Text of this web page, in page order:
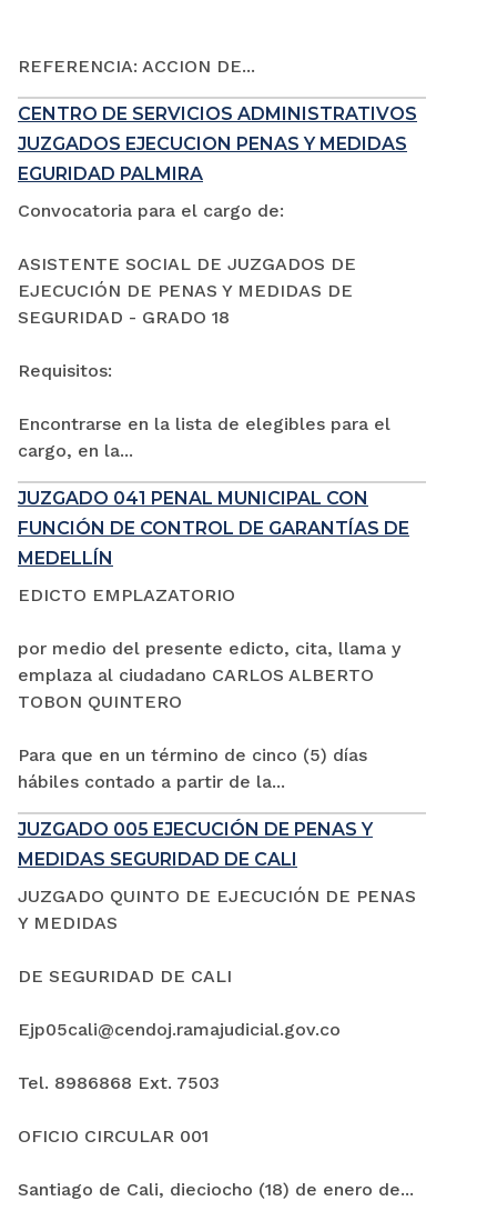
REFERENCIA: ACCION DE...
CENTRO DE SERVICIOS ADMINISTRATIVOS
JUZGADOS EJECUCION PENAS Y MEDIDAS
EGURIDAD PALMIRA
Convocatoria para el cargo de:
ASISTENTE SOCIAL DE JUZGADOS DE
EJECUCIÓN DE PENAS Y MEDIDAS DE
SEGURIDAD - GRADO 18
Requisitos:
Encontrarse en la lista de elegibles para el
cargo, en la...
JUZGADO 041 PENAL MUNICIPAL CON
FUNCIÓN DE CONTROL DE GARANTÍAS DE
MEDELLÍN
EDICTO EMPLAZATORIO
por medio del presente edicto, cita, llama y
emplaza al ciudadano CARLOS ALBERTO
TOBON QUINTERO
Para que en un término de cinco (5) días
hábiles contado a partir de la...
JUZGADO 005 EJECUCIÓN DE PENAS Y
MEDIDAS SEGURIDAD DE CALI
JUZGADO QUINTO DE EJECUCIÓN DE PENAS
Y MEDIDAS
DE SEGURIDAD DE CALI
Ejp05cali@cendoj.ramajudicial.gov.co
Tel. 8986868 Ext. 7503
OFICIO CIRCULAR 001
Santiago de Cali, dieciocho (18) de enero de...